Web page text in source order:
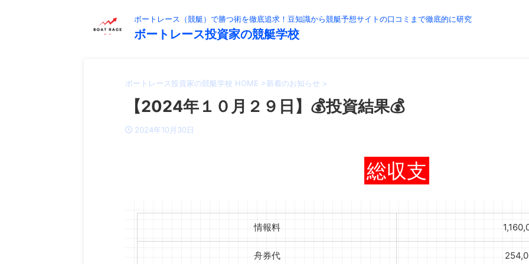
ボートレース（競艇）で勝つ術を徹底追求！豆知識から競艇予想サイトの口コミまで徹底的に研究
ボートレース投資家の競艇学校
ボートレース投資家の競艇学校 HOME >新着のお知らせ >
【2024年１０月２９日】💰投資結果💰
2024年10月30日
総収支
情報料
舟券代